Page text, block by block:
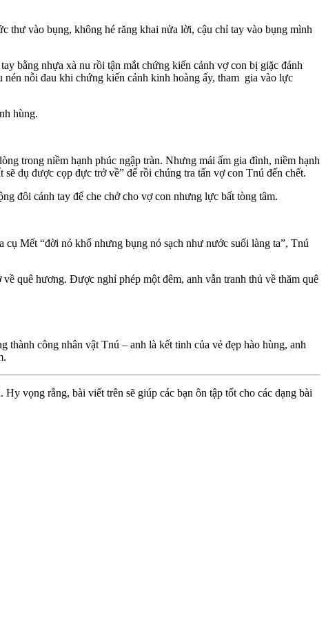
thư vào bụng, không hé răng khai nửa lời, cậu chỉ tay vào bụng mình
bằng nhựa xà nu rồi tận mắt chứng kiến cảnh vợ con bị giặc đánh
nỗi đau khi chứng kiến cảnh kinh hoàng ấy, tham gia vào lực
hùng.
trong niềm hạnh phúc ngập tràn. Nhưng mái ấm gia đình, niềm hạnh
dụ được cọp đực trở về” để rồi chúng tra tấn vợ con Tnú đến chết.
đôi cánh tay để che chở cho vợ con nhưng lực bất tòng tâm.
Mết “đời nó khổ nhưng bụng nó sạch như nước suối làng ta”, Tnú
quê hương. Được nghỉ phép một đêm, anh vẫn tranh thủ về thăm quê
công nhân vật Tnú – anh là kết tinh của vẻ đẹp hào hùng, anh
vọng rằng, bài viết trên sẽ giúp các bạn ôn tập tốt cho các dạng bài